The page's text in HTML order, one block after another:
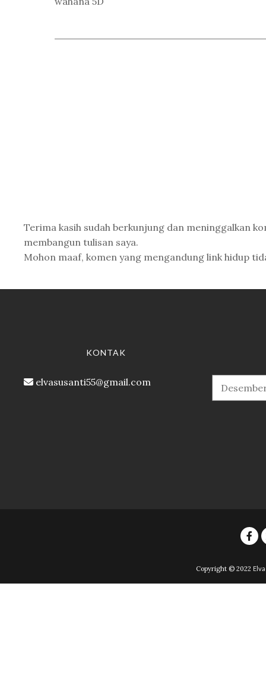
Terima kasih sudah berkunjung dan meninggalkan
membangun tulisan saya.
Mohon maaf, komen yang mengandung link hidup
KONTAK
elvasusanti55@gmail.com
Copyright © 2022